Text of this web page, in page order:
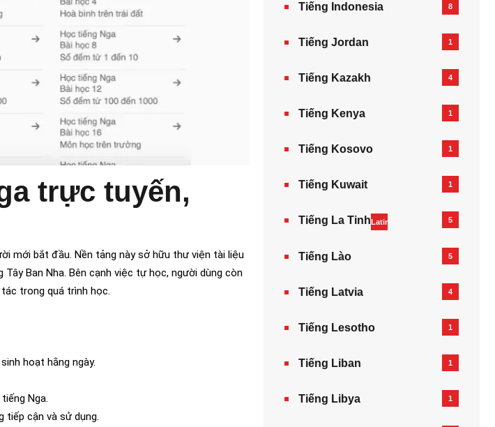
trực tuyến,
mới bắt đầu. Nền tảng này sở hữu thư viện tài liệu
Ban Nha. Bên cạnh việc tự học, người dùng còn
trong quá trình học.
hoạt hằng ngày.
Nga.
tiếp cận và sử dụng.
Tiếng Indonesia 8
Tiếng Jordan 1
Tiếng Kazakh‎ 4
Tiếng Kenya 1
Tiếng Kosovo 1
Tiếng Kuwait 1
Tiếng La TinhLatin 5
Tiếng Lào 5
Tiếng Latvia 4
Tiếng Lesotho 1
Tiếng Liban 1
Tiếng Libya 1